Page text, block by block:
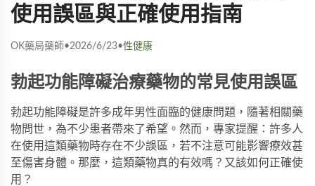
使用誤區與正確使用指南
OK藥局藥師•2026/6/23•性健康
勃起功能障礙治療藥物的常見使用誤區
勃起功能障礙是許多成年男性面臨的健康問題，隨著相關藥
物問世，為不少患者帶來了希望。然而，專家提醒：許多人
在使用這類藥物時存在不少誤區，若不注意可能影響療效甚
至傷害身體。那麼，這類藥物真的有效嗎？又該如何正確使
用？